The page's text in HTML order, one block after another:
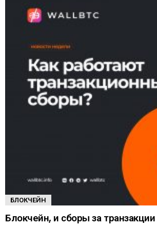
БЛОКЧЕЙН
Блокчейн, и сборы за транзакции